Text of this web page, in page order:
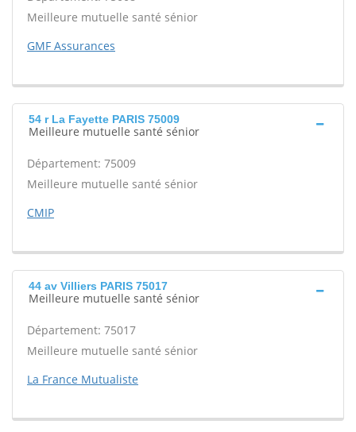
Meilleure mutuelle santé sénior
GMF Assurances
54 r La Fayette PARIS 75009
Meilleure mutuelle santé sénior
Département: 75009
Meilleure mutuelle santé sénior
CMIP
44 av Villiers PARIS 75017
Meilleure mutuelle santé sénior
Département: 75017
Meilleure mutuelle santé sénior
La France Mutualiste